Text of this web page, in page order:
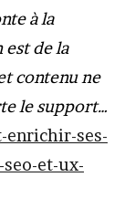
à la
est de la
contenu ne
le support…
ses-
et-ux-